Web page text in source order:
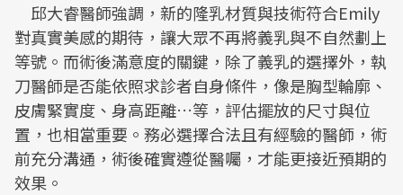
邱大睿醫師強調，新的隆乳材質與技術符合Emily
對真實美感的期待，讓大眾不再將義乳與不自然劃上
等號。而術後滿意度的關鍵，除了義乳的選擇外，執
刀醫師是否能依照求診者自身條件，像是胸型輪廓、
皮膚緊實度、身高距離…等，評估擺放的尺寸與位
置，也相當重要。務必選擇合法且有經驗的醫師，術
前充分溝通，術後確實遵從醫囑，才能更接近預期的
效果。